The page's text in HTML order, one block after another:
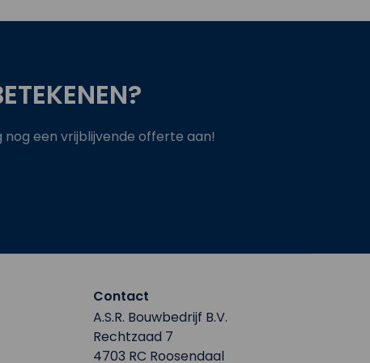
een vrijblijvende offerte aan!
Contact
A.S.R. Bouwbedrijf B.V.
Rechtzaad 7
4703 RC Roosendaal